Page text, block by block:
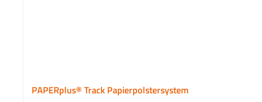
PAPERplus® Track Papierpolstersystem